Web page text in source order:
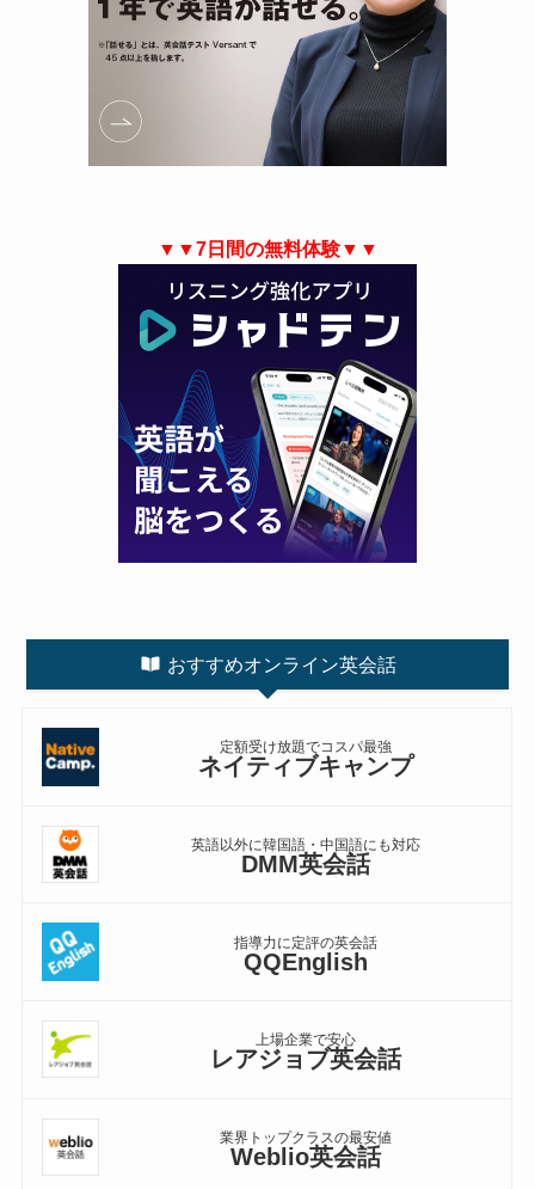
▼▼7日間の無料体験▼▼
おすすめオンライン英会話
定額受け放題でコスパ最強
ネイティブキャンプ
英語以外に韓国語・中国語にも対応
DMM英会話
指導力に定評の英会話
QQEnglish
上場企業で安心
レアジョブ英会話
業界トップクラスの最安値
Weblio英会話